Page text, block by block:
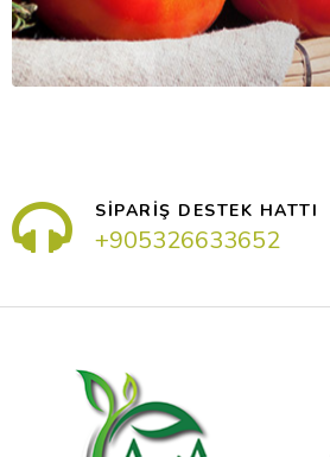
SİPARİŞ DESTEK HATTI
+905326633652